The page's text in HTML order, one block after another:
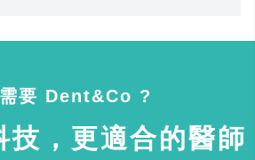
要 Dent&Co ?
技，更適合的醫師